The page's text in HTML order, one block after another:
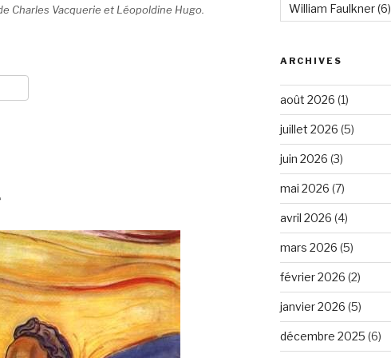
Charles Vacquerie et Léopoldine Hugo. William Faulkner(6)
ARCHIVES
août 2026 (1)
juillet 2026 (5)
juin 2026 (3)
mai 2026 (7)
avril 2026 (4)
mars 2026 (5)
février 2026 (2)
janvier 2026 (5)
décembre 2025 (6)